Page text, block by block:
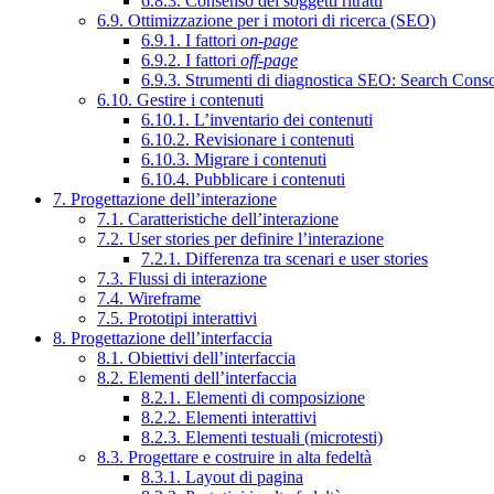
6.9. Ottimizzazione per i motori di ricerca (SEO)
6.9.1. I fattori on-page
6.9.2. I fattori off-page
6.9.3. Strumenti di diagnostica SEO: Search
6.10. Gestire i contenuti
6.10.1. L’inventario dei contenuti
6.10.2. Revisionare i contenuti
6.10.3. Migrare i contenuti
6.10.4. Pubblicare i contenuti
7. Progettazione dell’interazione
7.1. Caratteristiche dell’interazione
7.2. User stories per definire l’interazione
7.2.1. Differenza tra scenari e user stories
7.3. Flussi di interazione
7.4. Wireframe
7.5. Prototipi interattivi
8. Progettazione dell’interfaccia
8.1. Obiettivi dell’interfaccia
8.2. Elementi dell’interfaccia
8.2.1. Elementi di composizione
8.2.2. Elementi interattivi
8.2.3. Elementi testuali (microtesti)
8.3. Progettare e costruire in alta fedeltà
8.3.1. Layout di pagina